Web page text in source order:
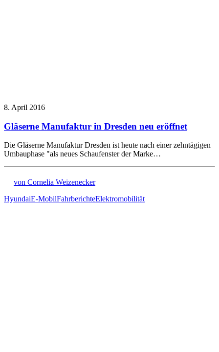
8. April 2016
Gläserne Manufaktur in Dresden neu eröffnet
Die Gläserne Manufaktur Dresden ist heute nach einer zehntägigen
Umbauphase "als neues Schaufenster der Marke…
von Cornelia Weizenecker
HyundaiE-MobilFahrberichteElektromobilität